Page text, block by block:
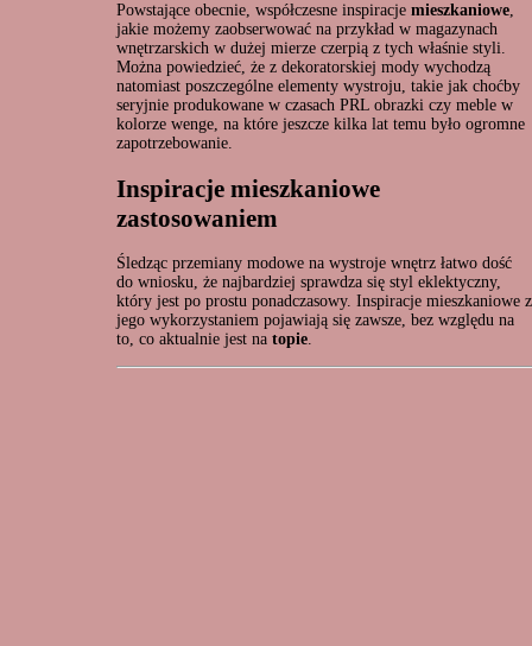
Powstające obecnie, współczesne inspiracje mieszkaniowe,
jakie możemy zaobserwować na przykład w magazynach
wnętrzarskich w dużej mierze czerpią z tych właśnie styli.
Można powiedzieć, że z dekoratorskiej mody wychodzą
natomiast poszczególne elementy wystroju, takie jak choćby
seryjnie produkowane w czasach PRL obrazki czy meble w
kolorze wenge, na które jeszcze kilka lat temu było ogromne
zapotrzebowanie.
Inspiracje mieszkaniowe
zastosowaniem
Śledząc przemiany modowe na wystroje wnętrz łatwo dość
do wniosku, że najbardziej sprawdza się styl eklektyczny,
który jest po prostu ponadczasowy. Inspiracje mieszkaniowe z
jego wykorzystaniem pojawiają się zawsze, bez względu na
to, co aktualnie jest na topie.